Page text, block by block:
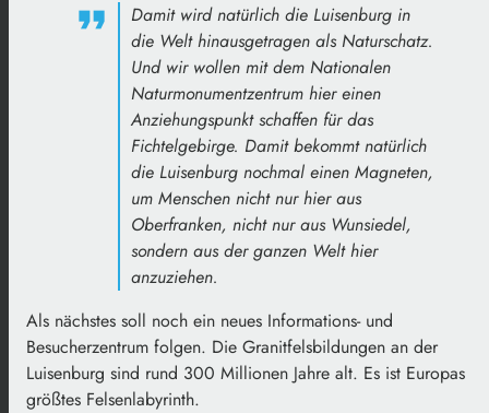
Damit wird natürlich die Luisenburg in
die Welt hinausgetragen als Naturschatz.
Und wir wollen mit dem Nationalen
Naturmonumentzentrum hier einen
Anziehungspunkt schaffen für das
Fichtelgebirge. Damit bekommt natürlich
die Luisenburg nochmal einen Magneten,
um Menschen nicht nur hier aus
Oberfranken, nicht nur aus Wunsiedel,
sondern aus der ganzen Welt hier
anzuziehen.
Als nächstes soll noch ein neues Informations- und
Besucherzentrum folgen. Die Granitfelsbildungen an der
Luisenburg sind rund 300 Millionen Jahre alt. Es ist Europas
größtes Felsenlabyrinth.